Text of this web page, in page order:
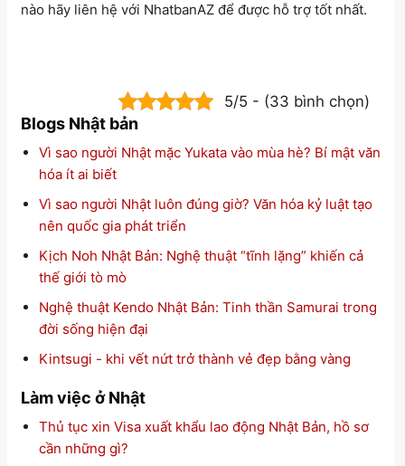
nào hãy liên hệ với NhatbanAZ để được hỗ trợ tốt nhất.
5/5 - (33 bình chọn)
Blogs Nhật bản
Vì sao người Nhật mặc Yukata vào mùa hè? Bí mật văn
hóa ít ai biết
Vì sao người Nhật luôn đúng giờ? Văn hóa kỷ luật tạo
nên quốc gia phát triển
Kịch Noh Nhật Bản: Nghệ thuật “tĩnh lặng” khiến cả
thế giới tò mò
Nghệ thuật Kendo Nhật Bản: Tinh thần Samurai trong
đời sống hiện đại
Kintsugi - khi vết nứt trở thành vẻ đẹp bằng vàng
Làm việc ở Nhật
Thủ tục xin Visa xuất khẩu lao động Nhật Bản, hồ sơ
cần những gì?